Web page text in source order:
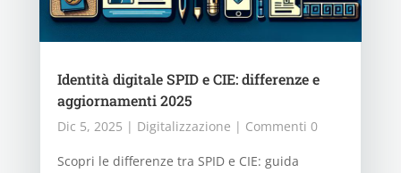
Identità digitale SPID e CIE: differenze e
aggiornamenti 2025
Dic 5, 2025 | Digitalizzazione | Commenti 0
Scopri le differenze tra SPID e CIE: guida